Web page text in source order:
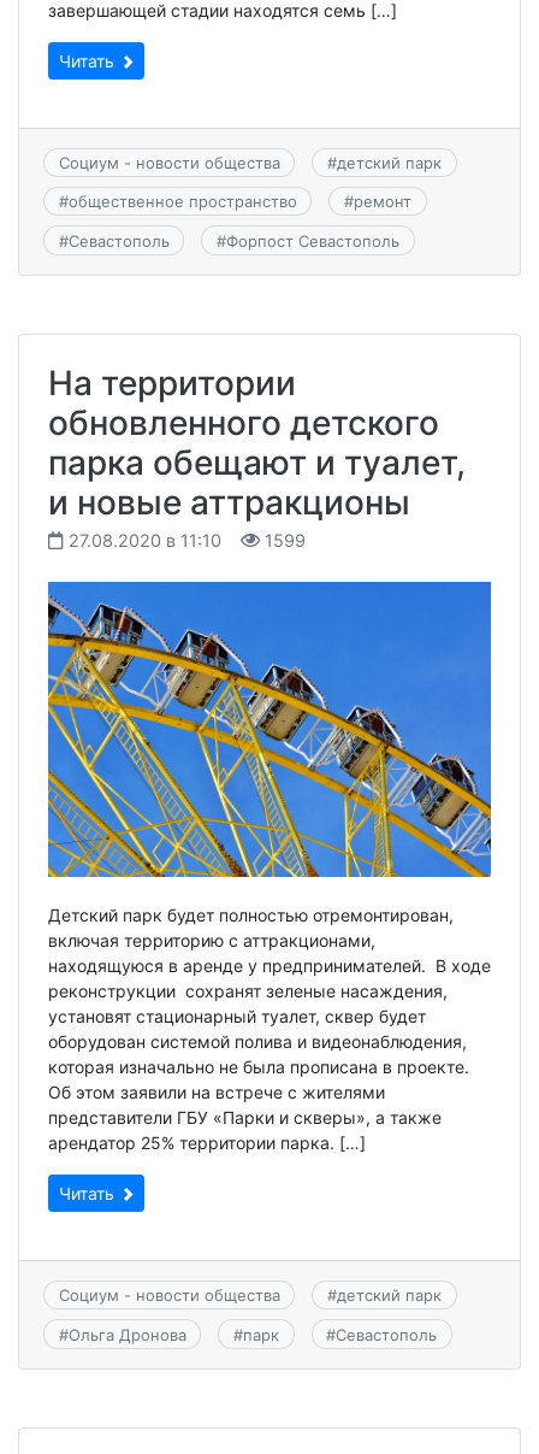
завершающей стадии находятся семь […]
Читать
Социум - новости общества #детский парк
#общественное пространство #ремонт
#Севастополь #Форпост Севастополь
На территории
обновленного детского
парка обещают и туалет,
и новые аттракционы
27.08.2020 в 11:10 1599
Детский парк будет полностью отремонтирован,
включая территорию с аттракционами,
находящуюся в аренде у предпринимателей. В ходе
реконструкции сохранят зеленые насаждения,
установят стационарный туалет, сквер будет
оборудован системой полива и видеонаблюдения,
которая изначально не была прописана в проекте.
Об этом заявили на встрече с жителями
представители ГБУ «Парки и скверы», а также
арендатор 25% территории парка. […]
Читать
Социум - новости общества #детский парк
#Ольга Дронова #парк #Севастополь